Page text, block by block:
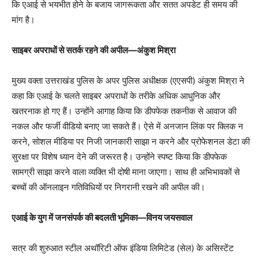
कि एआई से भयभीत होने के बजाय जागरूकता और सतत अपडेट ही समय की
मांग है।
साइबर अपराधों से सतर्क रहने की अपील—अंकुश मिश्रा
मुख्य वक्ता उत्तराखंड पुलिस के अपर पुलिस अधीक्षक (एएसपी) अंकुश मिश्रा ने
कहा कि एआई के चलते साइबर अपराधों के तरीके अधिक आधुनिक और
खतरनाक हो गए हैं। उन्होंने आगाह किया कि डीपफेक तकनीक से आवाज की
नकल और फर्जी वीडियो बनाए जा सकते हैं। ऐसे में अनजान लिंक पर क्लिक न
करने, सोशल मीडिया पर निजी जानकारी साझा न करने और प्रोफेशनल डेटा की
सुरक्षा पर विशेष ध्यान देने की जरूरत है। उन्होंने स्पष्ट किया कि डीपफेक
सामग्री साझा करने वाला व्यक्ति भी दोषी माना जाएगा। साथ ही अभिभावकों से
बच्चों की ऑनलाइन गतिविधियों पर निगरानी रखने की अपील की।
एआई के युग में जनसंपर्क की बदलती भूमिका—विनय जयसवाल
सत्र की शुरुआत स्टील अथॉरिटी ऑफ इंडिया लिमिटेड (सेल) के असिस्टेंट